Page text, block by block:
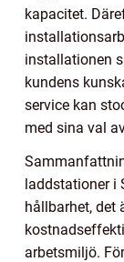
kapacitet.
installationen
kundens
service kan
med sina val
laddstationer i
hållbarhet, det
arbetsmiljö.